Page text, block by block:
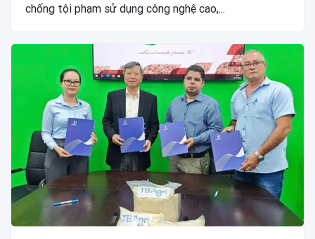
chống tội phạm sử dụng công nghệ cao,...